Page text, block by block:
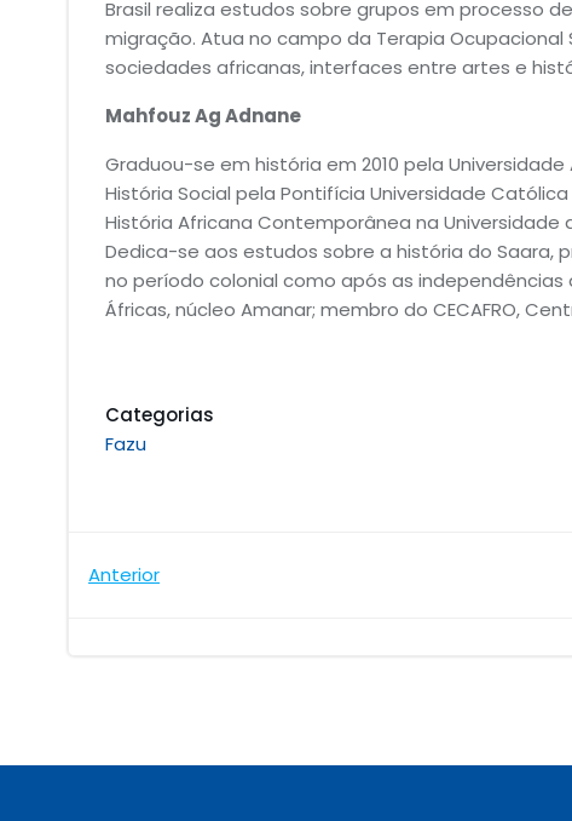
Brasil realiza estudos sobre grupos em processo
migração. Atua no campo da Terapia
sociedades africanas, interfaces entre artes e
Mahfouz Ag Adnane
Graduou-se em história em 2010 pela
História Social pela Pontifícia Universidade
História Africana Contemporânea na Universidade
Dedica-se aos estudos sobre a história do
no período colonial como após as
Áfricas, núcleo Amanar; membro do CECAFRO,
Categorias
Fazu
Navegação
Anterior